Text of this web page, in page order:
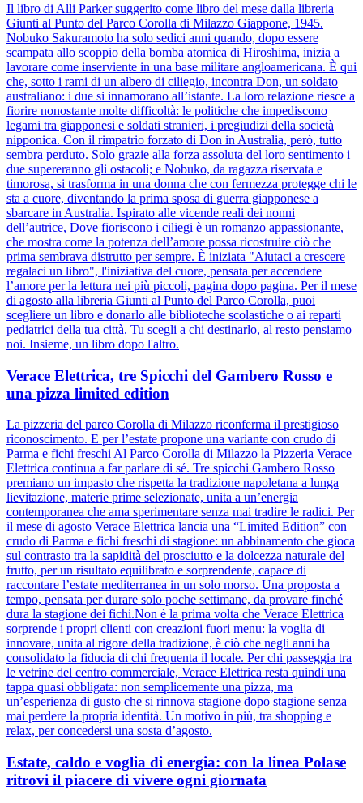
Il libro di Alli Parker suggerito come libro del mese dalla libreria
Giunti al Punto del Parco Corolla di Milazzo Giappone, 1945.
Nobuko Sakuramoto ha solo sedici anni quando, dopo essere
scampata allo scoppio della bomba atomica di Hiroshima, inizia a
lavorare come inserviente in una base militare angloamericana. È qui
che, sotto i rami di un albero di ciliegio, incontra Don, un soldato
australiano: i due si innamorano all’istante. La loro relazione riesce a
fiorire nonostante molte difficoltà: le politiche che impediscono
legami tra giapponesi e soldati stranieri, i pregiudizi della società
nipponica. Con il rimpatrio forzato di Don in Australia, però, tutto
sembra perduto. Solo grazie alla forza assoluta del loro sentimento i
due supereranno gli ostacoli; e Nobuko, da ragazza riservata e
timorosa, si trasforma in una donna che con fermezza protegge chi le
sta a cuore, diventando la prima sposa di guerra giapponese a
sbarcare in Australia. Ispirato alle vicende reali dei nonni
dell’autrice, Dove fioriscono i ciliegi è un romanzo appassionante,
che mostra come la potenza dell’amore possa ricostruire ciò che
prima sembrava distrutto per sempre. È iniziata "Aiutaci a crescere
regalaci un libro", l'iniziativa del cuore, pensata per accendere
l’amore per la lettura nei più piccoli, pagina dopo pagina. Per il mese
di agosto alla libreria Giunti al Punto del Parco Corolla, puoi
scegliere un libro e donarlo alle biblioteche scolastiche o ai reparti
pediatrici della tua città. Tu scegli a chi destinarlo, al resto pensiamo
noi. Insieme, un libro dopo l'altro.
Verace Elettrica, tre Spicchi del Gambero Rosso e
una pizza limited edition
La pizzeria del parco Corolla di Milazzo riconferma il prestigioso
riconoscimento. E per l’estate propone una variante con crudo di
Parma e fichi freschi Al Parco Corolla di Milazzo la Pizzeria Verace
Elettrica continua a far parlare di sé. Tre spicchi Gambero Rosso
premiano un impasto che rispetta la tradizione napoletana a lunga
lievitazione, materie prime selezionate, unita a un’energia
contemporanea che ama sperimentare senza mai tradire le radici. Per
il mese di agosto Verace Elettrica lancia una “Limited Edition” con
crudo di Parma e fichi freschi di stagione: un abbinamento che gioca
sul contrasto tra la sapidità del prosciutto e la dolcezza naturale del
frutto, per un risultato equilibrato e sorprendente, capace di
raccontare l’estate mediterranea in un solo morso. Una proposta a
tempo, pensata per durare solo poche settimane, da provare finché
dura la stagione dei fichi.Non è la prima volta che Verace Elettrica
sorprende i propri clienti con creazioni fuori menu: la voglia di
innovare, unita al rigore della tradizione, è ciò che negli anni ha
consolidato la fiducia di chi frequenta il locale. Per chi passeggia tra
le vetrine del centro commerciale, Verace Elettrica resta quindi una
tappa quasi obbligata: non semplicemente una pizza, ma
un’esperienza di gusto che si rinnova stagione dopo stagione senza
mai perdere la propria identità. Un motivo in più, tra shopping e
relax, per concedersi una sosta d’agosto.
Estate, caldo e voglia di energia: con la linea Polase
ritrovi il piacere di vivere ogni giornata